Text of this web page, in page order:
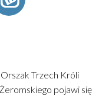
Trzech Króli
pojawi się